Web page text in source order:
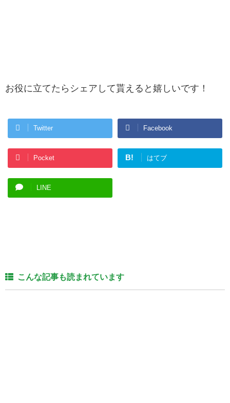
お役に立てたらシェアして貰えると嬉しいです！
Twitter Facebook
Pocket B! はてブ
LINE
こんな記事も読まれています